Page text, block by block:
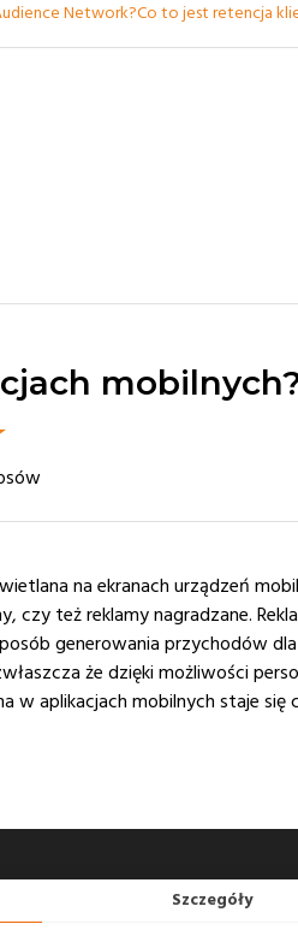
Network?Co to jest retencja
na ekranach urządzeń
czy też reklamy nagradzane.
generowania przychodów
że dzięki możliwości
w aplikacjach mobilnych staje się
Szczegóły